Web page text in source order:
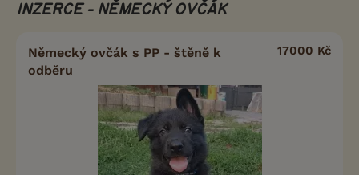
INZERCE - NĚMECKÝ OVČÁK
Německý ovčák s PP - štěně k
odběru
17000 Kč